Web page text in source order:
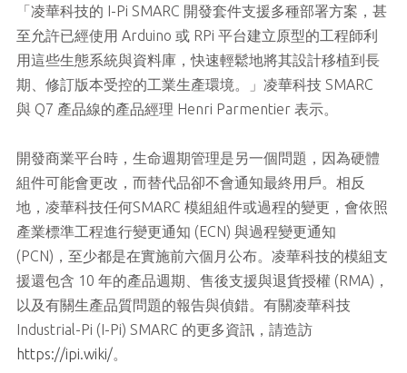
「凌華科技的 I-Pi SMARC 開發套件支援多種部署方案，甚
至允許已經使用 Arduino 或 RPi 平台建立原型的工程師利
用這些生態系統與資料庫，快速輕鬆地將其設計移植到長
期、修訂版本受控的工業生產環境。」凌華科技 SMARC
與 Q7 產品線的產品經理 Henri Parmentier 表示。
開發商業平台時，生命週期管理是另一個問題，因為硬體
組件可能會更改，而替代品卻不會通知最終用戶。相反
地，凌華科技任何SMARC 模組組件或過程的變更，會依照
產業標準工程進行變更通知 (ECN) 與過程變更通知
(PCN)，至少都是在實施前六個月公布。凌華科技的模組支
援還包含 10 年的產品週期、售後支援與退貨授權 (RMA)，
以及有關生產品質問題的報告與偵錯。有關凌華科技
Industrial-Pi (I-Pi) SMARC 的更多資訊，請造訪
https://ipi.wiki/。